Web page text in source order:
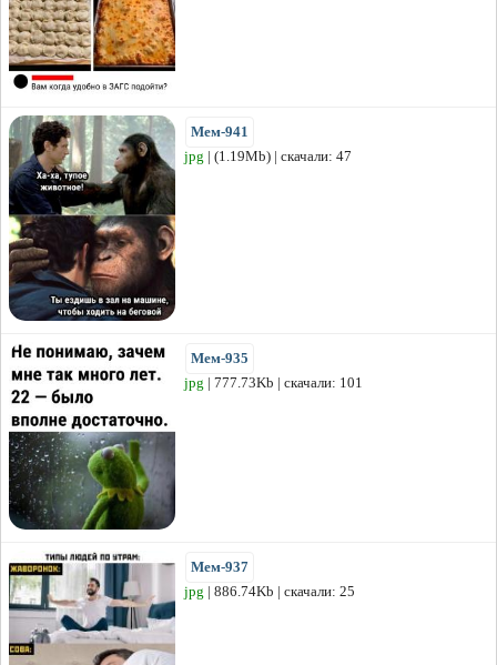
Мем-941
jpg | (1.19Mb) | скачали: 47
Мем-935
jpg | 777.73Kb | скачали: 101
Мем-937
jpg | 886.74Kb | скачали: 25